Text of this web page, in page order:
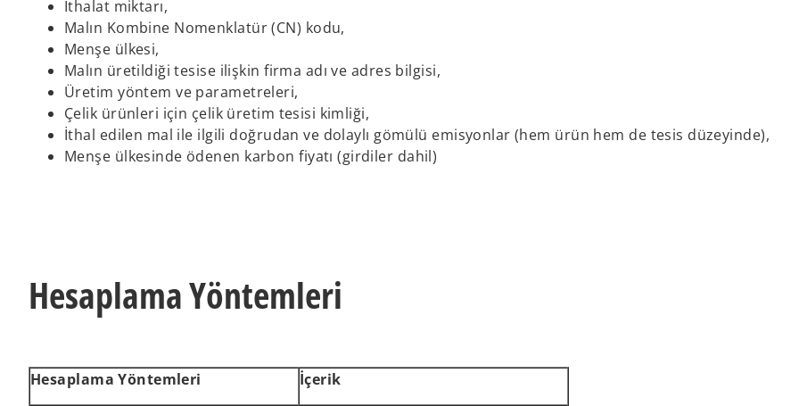
İthalat miktarı,
Malın Kombine Nomenklatür (CN) kodu,
Menşe ülkesi,
Malın üretildiği tesise ilişkin firma adı ve adres bilgisi,
Üretim yöntem ve parametreleri,
Çelik ürünleri için çelik üretim tesisi kimliği,
İthal edilen mal ile ilgili doğrudan ve dolaylı gömülü emisyonlar (hem ürün hem de tesis düzeyinde),
Menşe ülkesinde ödenen karbon fiyatı (girdiler dahil)
Hesaplama Yöntemleri
Hesaplama Yöntemleri İçerik